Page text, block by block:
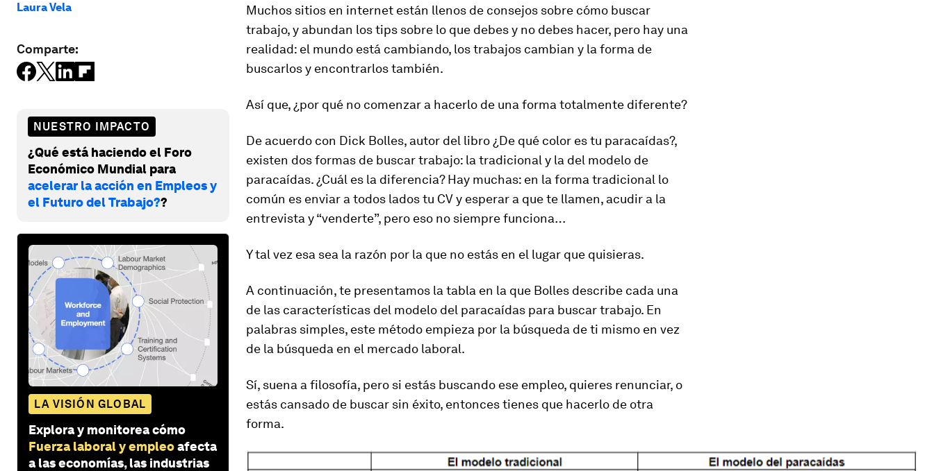
Laura Vela
Comparte:
NUESTRO IMPACTO
¿Qué está haciendo el Foro
Económico Mundial para
acelerar la acción en Empleos y
el Futuro del Trabajo??
LA VISIÓN GLOBAL
Explora y monitorea cómo
Fuerza laboral y empleoafecta
a las economías, las industrias
Muchos sitios en internet están llenos de consejos sobre cómo buscar
trabajo, y abundan lostips sobre lo que debes y no debes hacer, pero hay una
realidad: el mundo está cambiando, los trabajos cambian y la forma de
buscarlos y encontrarlos también.
Así que, ¿por qué no comenzar a hacerlo de una forma totalmente diferente?
De acuerdo con Dick Bolles, autor del libro ¿De qué color es tu paracaídas?,
existen dos formas de buscar trabajo: la tradicional y la del modelo de
paracaídas. ¿Cuál es la diferencia? Hay muchas: en la forma tradicional lo
común es enviar a todos lados tu CV y esperar a que te llamen, acudir a la
entrevista y “venderte”, pero eso no siempre funciona…
Y tal vez esa sea la razón por la que no estás en el lugar que quisieras.
A continuación, te presentamos la tabla en la que Bolles describe cada una
de las características del modelo del paracaídas para buscar trabajo. En
palabras simples, este método empieza por la búsqueda de ti mismo en vez
de la búsqueda en el mercado laboral.
Sí, suena a filosofía, pero si estás buscando ese empleo, quieres renunciar, o
estás cansado de buscar sin éxito, entoncestienes que hacerlo de otra
forma.